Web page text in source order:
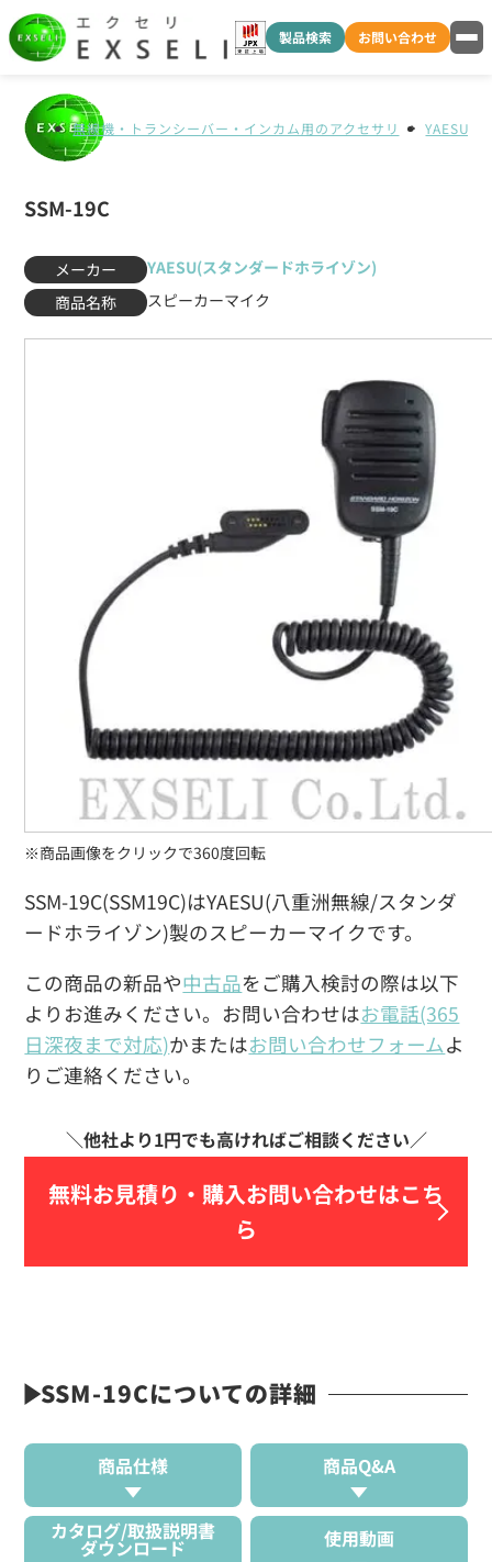
製品検索 お問い合わせ
無線機・トランシーバー・インカム用のアクセサリ YAESU(
SSM-19C
メーカー
YAESU(スタンダードホライゾン)
商品名称
スピーカーマイク
SSM-19C(SSM19C)はYAESU(八重洲無線/スタンダ
ードホライゾン)製のスピーカーマイクです。
この商品の新品や中古品をご購入検討の際は以下
よりお進みください。お問い合わせはお電話(365
日深夜まで対応)かまたはお問い合わせフォームよ
りご連絡ください。
無料お見積り・ 購入お問い合わせはこち
ら
※商品画像をクリックで360度回転
SSM-19Cについての詳細
商品仕様 商品Q&A
カタログ/取扱説明書
ダウンロード 使用動画